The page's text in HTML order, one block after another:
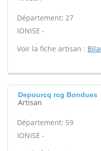
Département: 27
IONISE -
Voir la fiche artisan :
Depourcq rcg Bondues
Artisan
Département: 59
IONISE -